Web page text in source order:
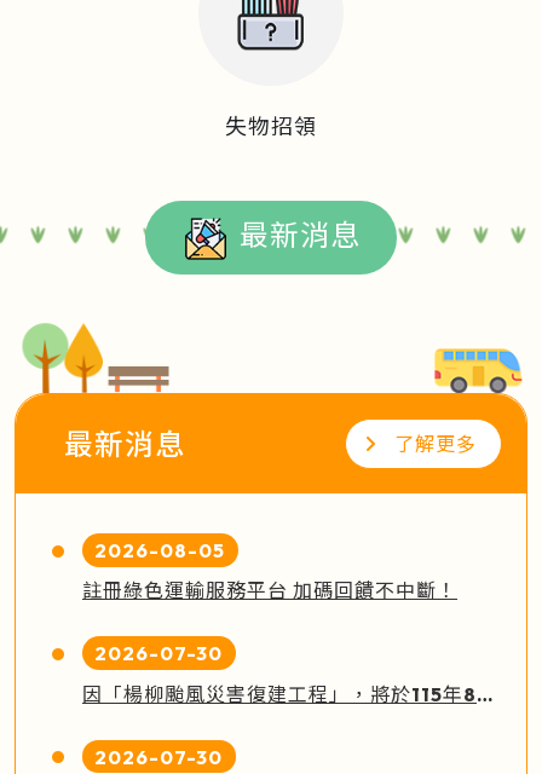
失物招領
最新消息
最新消息 了解更多
2026-08-05
註冊綠色運輸服務平台 加碼回饋不中斷！
2026-07-30
因「楊柳颱風災害復建工程」，將於115年8月1日至115年9月15日進行道路封閉，影響路線如下：
2026-07-30